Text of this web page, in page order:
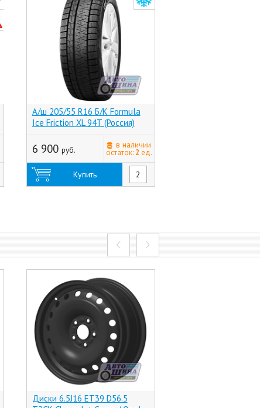
А/ш 205/55 R16 Б/К Formula
Ice Friction XL 94T (Россия)
6 900 руб.
в наличии
остаток: 2 ед.
Купить
Диски 6.5J16 ET39 D56.5